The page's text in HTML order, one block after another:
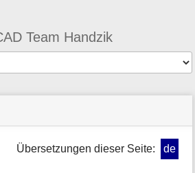
Team Handzik
Übersetzungen dieser Seite: de